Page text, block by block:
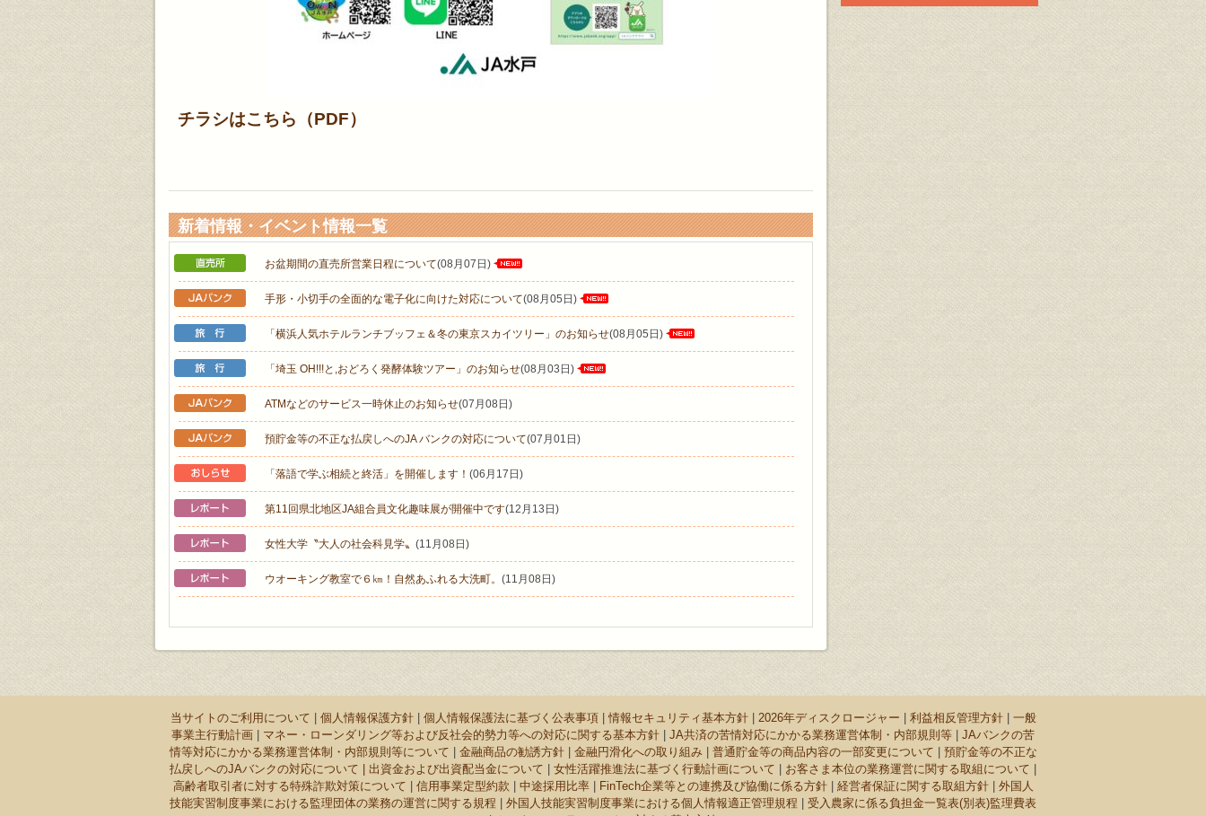
チラシはこちら（PDF）
新着情報・イベント情報一覧
お盆期間の直売所営業日程について(08月07日)
手形・小切手の全面的な電子化に向けた対応について(08月05日)
「横浜人気ホテルランチブッフェ＆冬の東京スカイツリー」のお知らせ(08月05日)
「埼玉 OH!!!と,おどろく発酵体験ツアー」のお知らせ(08月03日)
ATMなどのサービス一時休止のお知らせ(07月08日)
預貯金等の不正な払戻しへのJA バンクの対応について(07月01日)
「落語で学ぶ相続と終活」を開催します！ (06月17日)
第11回県北地区JA組合員文化趣味展が開催中です(12月13日)
女性大学〝大人の社会科見学〟 (11月08日)
ウオーキング教室で６㎞！自然あふれる大洗町。 (11月08日)
当サイトのご利用について | 個人情報保護方針| 個人情報保護法に基づく公表事項| 情報セキュリティ基本方針| 2026年ディスクロージャー | 利益相反管理方針| 一般
事業主行動計画 | マネー・ローンダリング等および反社会的勢力等への対応に関する基本方針 | JA共済の苦情対応にかかる業務運営体制・内部規則等 | JAバンクの苦
情等対応にかかる業務運営体制・内部規則等について | 金融商品の勧誘方針| 金融円滑化への取り組み| 普通貯金等の商品内容の一部変更について | 預貯金等の不正な
払戻しへのJAバンクの対応について | 出資金および出資配当金について | 女性活躍推進法に基づく行動計画について | お客さま本位の業務運営に関する取組について |
高齢者取引者に対する特殊詐欺対策について | 信用事業定型約款 | 中途採用比率| FinTech企業等との連携及び協働に係る方針| 経営者保証に関する取組方針| 外国人
技能実習制度事業における監理団体の業務の運営に関する規程 | 外国人技能実習制度事業における個人情報適正管理規程 | 受入農家に係る負担金一覧表(別表)監理費表